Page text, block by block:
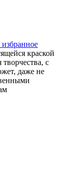
краской
с
даже не